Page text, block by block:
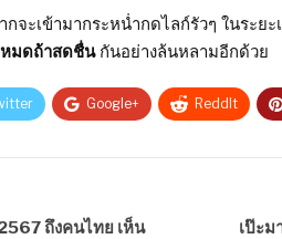
ะเข้ามากระหน่ำกดไลก์รัวๆ ในระย
มดถ้าสดชื่นกันอย่างล้นหลามอีกด้วย
Google+ ReddIt
ถึงคนไทย เห็น
เป๊ะ